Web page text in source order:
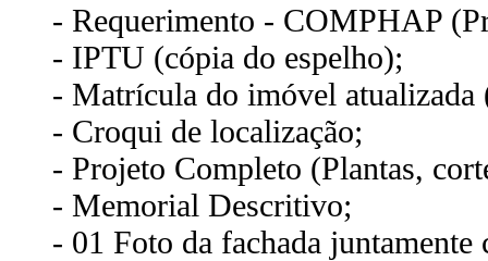
- Requerimento - COMPHAP
- IPTU (cópia do espelho);
- Matrícula do imóvel atualizada
- Croqui de localização;
- Projeto Completo (Plantas,
- Memorial Descritivo;
- 01 Foto da fachada